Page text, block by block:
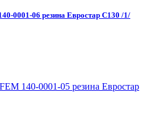
0001-06 резина Евростар С130 /1/